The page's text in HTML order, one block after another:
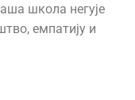
школа негује
емпатију и